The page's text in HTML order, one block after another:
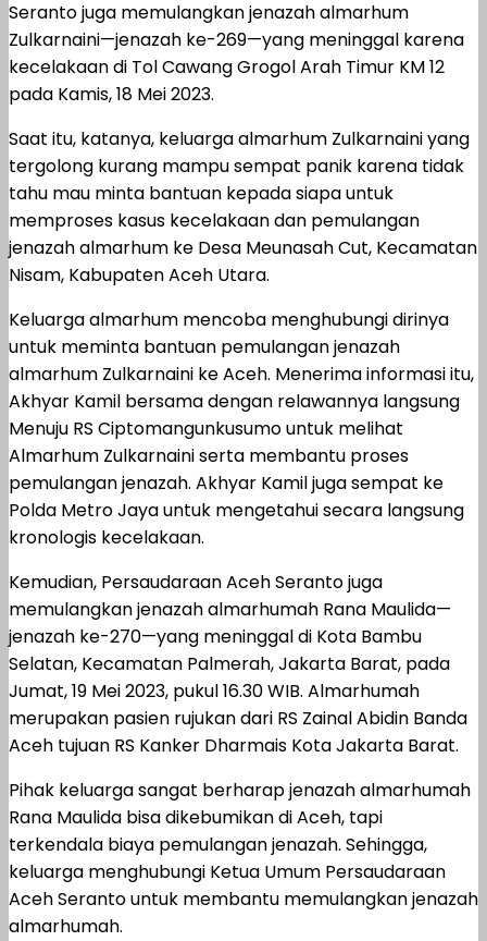
Seranto juga memulangkan jenazah almarhum
Zulkarnaini—jenazah ke-269—yang meninggal karena
kecelakaan di Tol Cawang Grogol Arah Timur KM 12
pada Kamis, 18 Mei 2023.
Saat itu, katanya, keluarga almarhum Zulkarnaini yang
tergolong kurang mampu sempat panik karena tidak
tahu mau minta bantuan kepada siapa untuk
memproses kasus kecelakaan dan pemulangan
jenazah almarhum ke Desa Meunasah Cut, Kecamatan
Nisam, Kabupaten Aceh Utara.
Keluarga almarhum mencoba menghubungi dirinya
untuk meminta bantuan pemulangan jenazah
almarhum Zulkarnaini ke Aceh. Menerima informasi itu,
Akhyar Kamil bersama dengan relawannya langsung
Menuju RS Ciptomangunkusumo untuk melihat
Almarhum Zulkarnaini serta membantu proses
pemulangan jenazah. Akhyar Kamil juga sempat ke
Polda Metro Jaya untuk mengetahui secara langsung
kronologis kecelakaan.
Kemudian, Persaudaraan Aceh Seranto juga
memulangkan jenazah almarhumah Rana Maulida—
jenazah ke-270—yang meninggal di Kota Bambu
Selatan, Kecamatan Palmerah, Jakarta Barat, pada
Jumat, 19 Mei 2023, pukul 16.30 WIB. Almarhumah
merupakan pasien rujukan dari RS Zainal Abidin Banda
Aceh tujuan RS Kanker Dharmais Kota Jakarta Barat.
Pihak keluarga sangat berharap jenazah almarhumah
Rana Maulida bisa dikebumikan di Aceh, tapi
terkendala biaya pemulangan jenazah. Sehingga,
keluarga menghubungi Ketua Umum Persaudaraan
Aceh Seranto untuk membantu memulangkan jenazah
almarhumah.